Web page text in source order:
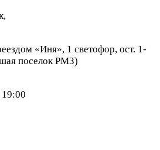
«Иня», 1 светофор, ост. 1-
поселок РМЗ)